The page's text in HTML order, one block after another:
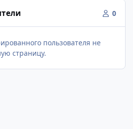
0
пользователя не
страницу.